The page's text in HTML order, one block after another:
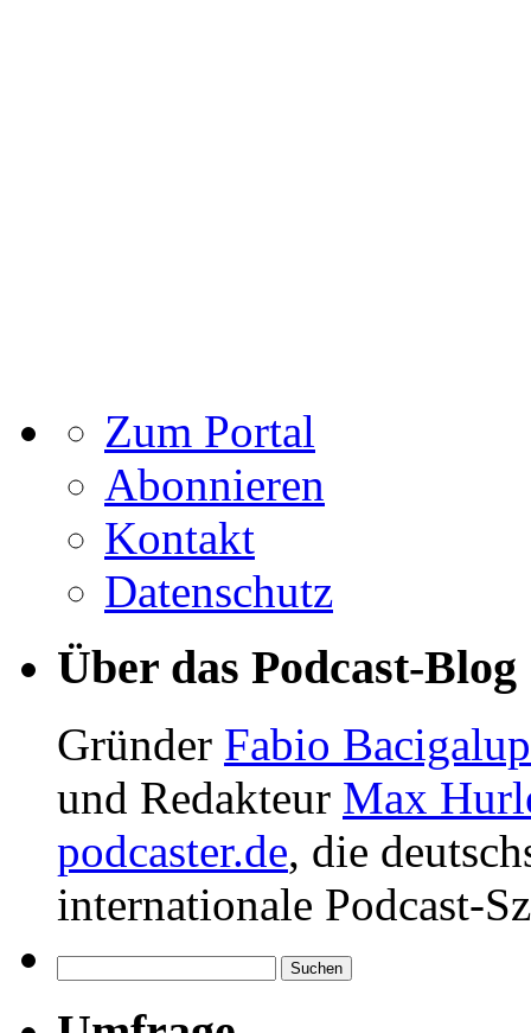
Zum Portal
Abonnieren
Kontakt
Datenschutz
Über das Podcast-Blog
Gründer Fabio
und Redakteur Max
podcaster.de, die
internationale Podcast-
nach: